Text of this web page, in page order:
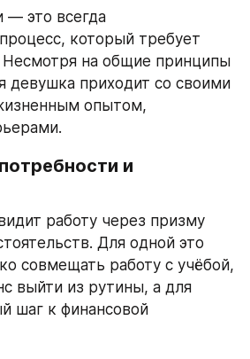
— это всегда
который требует
Несмотря на общие принципы
девушка приходит со своими
опытом,
и
работу через призму
Для одной это
совмещать работу с учёбой,
выйти из рутины, а для
шаг к финансовой